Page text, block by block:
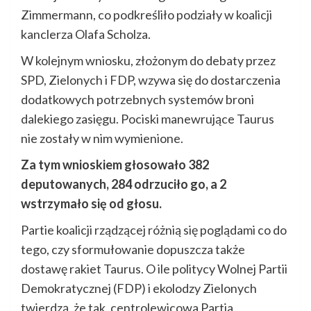
Zimmermann, co podkreśliło podziały w koalicji
kanclerza Olafa Scholza.
W kolejnym wniosku, złożonym do debaty przez
SPD, Zielonych i FDP, wzywa się do dostarczenia
dodatkowych potrzebnych systemów broni
dalekiego zasięgu. Pociski manewrujące Taurus
nie zostały w nim wymienione.
Za tym wnioskiem głosowało 382
deputowanych, 284 odrzuciło go, a 2
wstrzymało się od głosu.
Partie koalicji rządzącej różnią się poglądami co do
tego, czy sformułowanie dopuszcza także
dostawę rakiet Taurus. O ile politycy Wolnej Partii
Demokratycznej (FDP) i ekolodzy Zielonych
twierdzą, że tak, centrolewicowa Partia